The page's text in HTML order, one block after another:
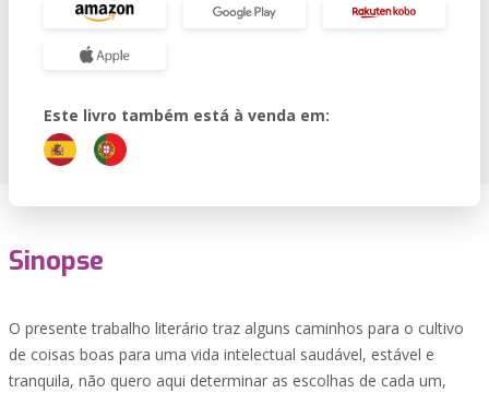
Este livro também está à venda em:
Sinopse
O presente trabalho literário traz alguns caminhos para o cultivo
de coisas boas para uma vida intelectual saudável, estável e
tranquila, não quero aqui determinar as escolhas de cada um,